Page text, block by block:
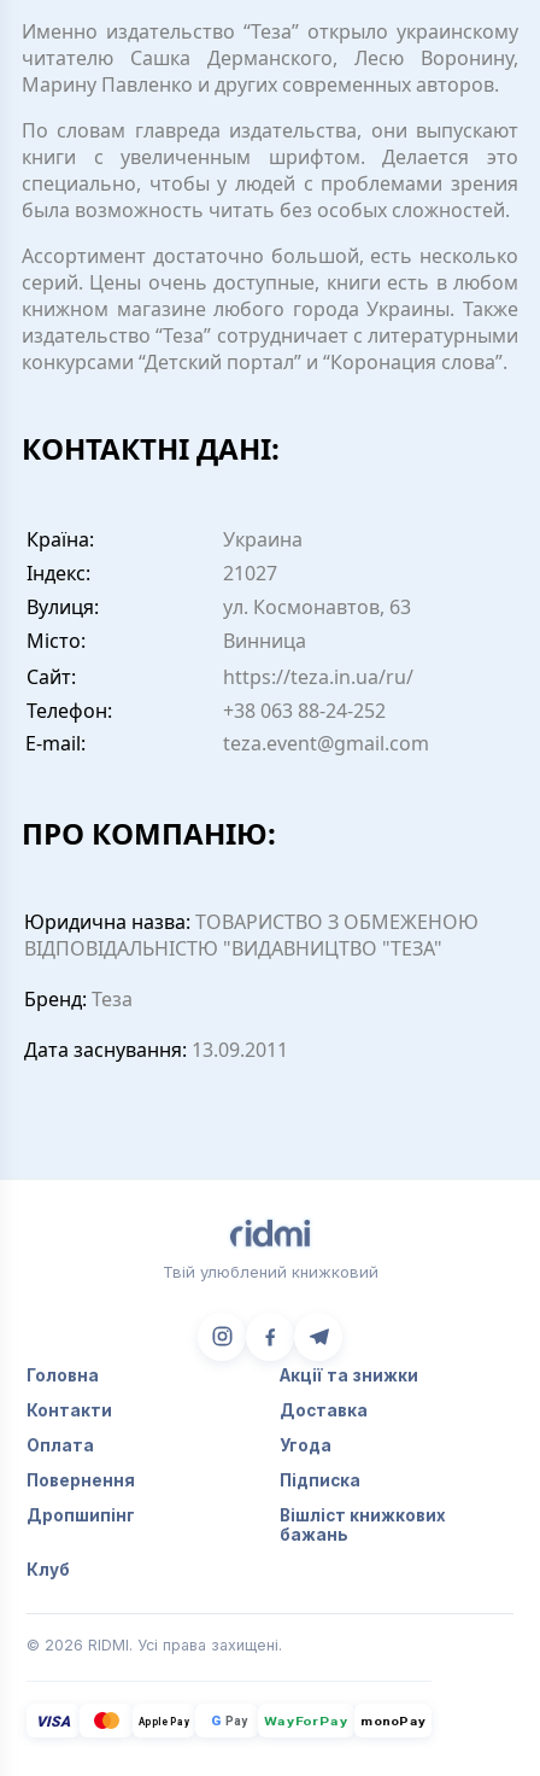
Именно издательство “Теза” открыло украинскому
читателю Сашка Дерманского, Лесю Воронину,
Марину Павленко и других современных авторов.
По словам главреда издательства, они выпускают
книги с увеличенным шрифтом. Делается это
специально, чтобы у людей с проблемами зрения
была возможность читать без особых сложностей.
Ассортимент достаточно большой, есть несколько
серий. Цены очень доступные, книги есть в любом
книжном магазине любого города Украины. Также
издательство “Теза” сотрудничает с литературными
конкурсами “Детский портал” и “Коронация слова”.
КОНТАКТНІ ДАНІ:
Країна:
Украина
Індекс:
21027
Вулиця:
ул. Космонавтов, 63
Місто:
Винница
Сайт:
https://teza.in.ua/ru/
Телефон:
+38 063 88-24-252
E-mail:
teza.event@gmail.com
ПРО КОМПАНІЮ:
Юридична назва: ТОВАРИСТВО З ОБМЕЖЕНОЮ
ВІДПОВІДАЛЬНІСТЮ "ВИДАВНИЦТВО "ТЕЗА"
Бренд: Теза
Дата заснування: 13.09.2011
Твій улюблений книжковий
Головна
Акції та знижки
Контакти
Доставка
Оплата
Угода
Повернення
Підписка
Дропшипінг
Вішліст книжкових
бажань
Клуб
© 2026 RIDMI. Усі права захищені.
VISA Apple Pay G Pay WayForPay monoPay